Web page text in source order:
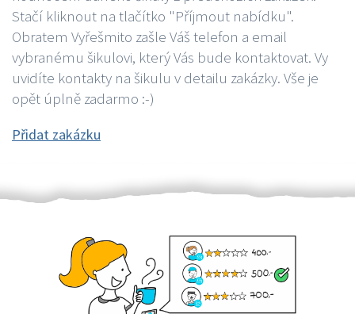
Stačí kliknout na tlačítko "Příjmout nabídku".
Obratem Vyřešmito zašle Váš telefon a email
vybranému šikulovi, který Vás bude kontaktovat. Vy
uvidíte kontakty na šikulu v detailu zakázky. Vše je
opět úplně zadarmo :-)
Přidat zakázku